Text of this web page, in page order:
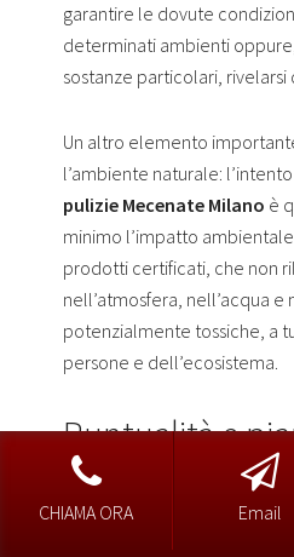
garantire le dovute
determinati ambienti
sostanze particolari, rivelarsi
Un altro elemento
l’ambiente naturale:
pulizie Mecenate Milano è
minimo l’impatto
prodotti certificati, che non
nell’atmosfera, nell’acqua
potenzialmente tossiche, a
persone e dell’ecosistema.
Puntualità e
degli interventi
CHIAMA ORA Email